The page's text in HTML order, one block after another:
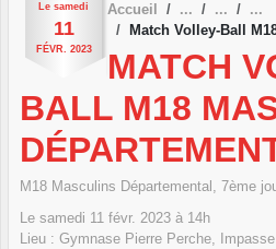
Le samedi
11
FÉVR. 2023
Accueil
Match Volley-Ball
MATCH
BALL M18
M18 Masculins Départemental, 7ème
Le samedi 11 févr. 2023 à 14h
Lieu : Gymnase Pierre Perche,